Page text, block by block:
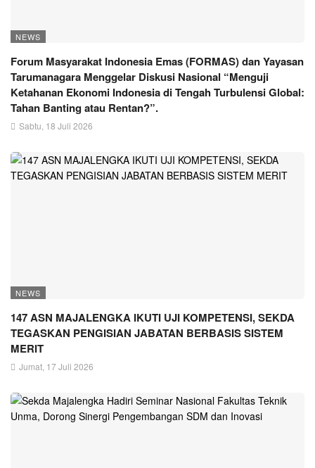
NEWS
Forum Masyarakat Indonesia Emas (FORMAS) dan Yayasan
Tarumanagara Menggelar Diskusi Nasional “Menguji
Ketahanan Ekonomi Indonesia di Tengah Turbulensi Global:
Tahan Banting atau Rentan?”.
Sabtu, 18 Juli 2026
NEWS
147 ASN MAJALENGKA IKUTI UJI KOMPETENSI, SEKDA
TEGASKAN PENGISIAN JABATAN BERBASIS SISTEM
MERIT
Jumat, 17 Juli 2026